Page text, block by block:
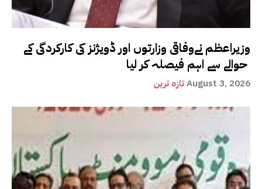
وزیراعظم نےوفاقی وزارتوں اور ڈویژنز کی کارکردگی کے
تازہ ترینAugust 3, 2026